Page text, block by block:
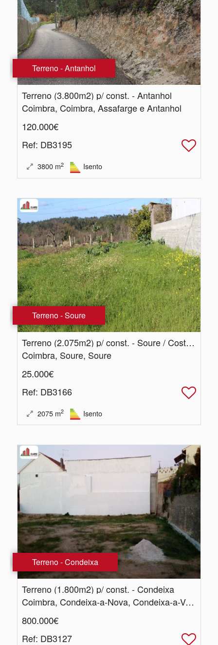
Terreno - Antanhol
Terreno (3.​800m2) p/ const. - Antanhol
Coimbra, Coimbra, Assafarge e Antanhol
120.000€
Ref: DB3195
3800 m2 Isento
Terreno - Soure
Terreno (2.​075m2) p/ const. - Soure / Costeira
Coimbra, Soure, Soure
25.000€
Ref: DB3166
2075 m2 Isento
Terreno - Condeixa
Terreno (1.​800m2) p/ const. - Condeixa
Coimbra, Condeixa-a-Nova, Condeixa-a-Velha e Condeixa-a-Nova
800.000€
Ref: DB3127